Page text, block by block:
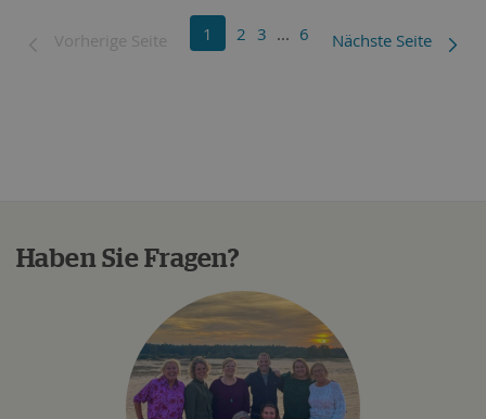
Vorherige Seite 1 2 3 ... 6 Nächste Seite
Haben Sie Fragen?